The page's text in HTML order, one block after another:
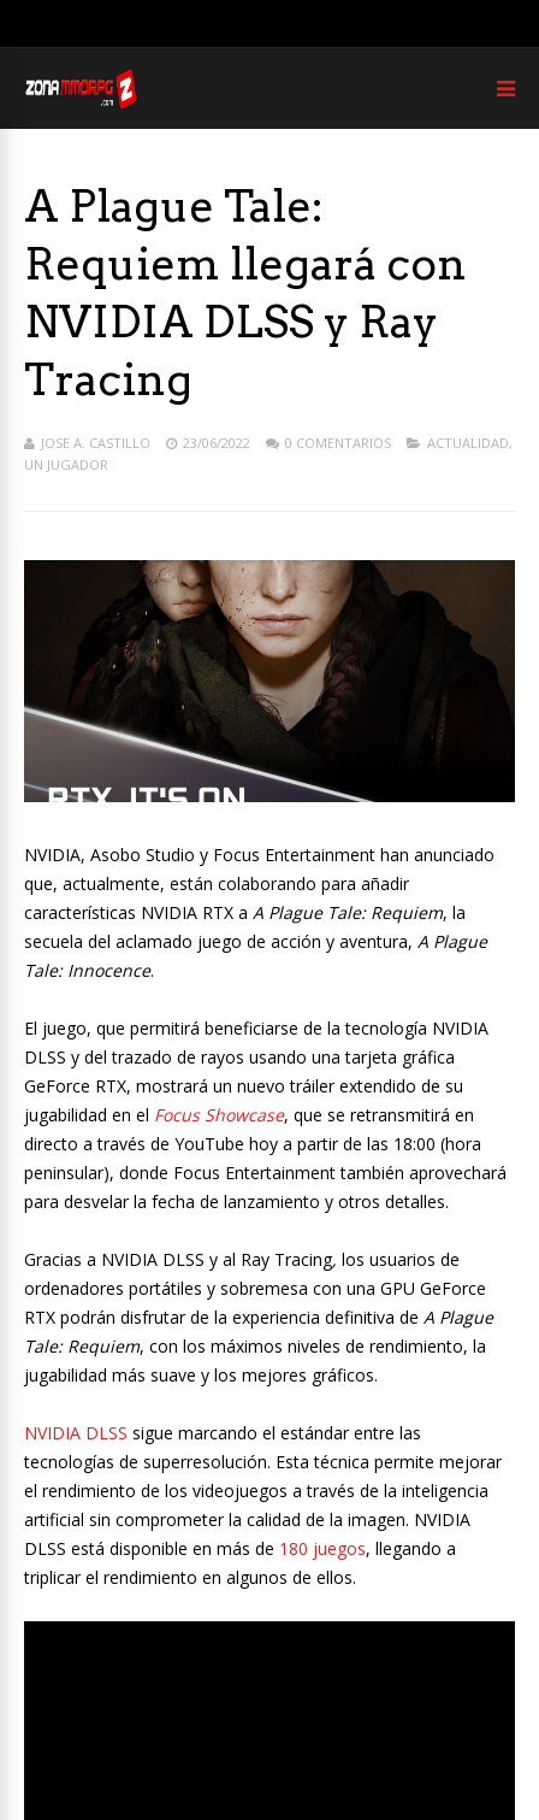
A Plague Tale:
Requiem llegará con
NVIDIA DLSS y Ray
Tracing
JOSE A. CASTILLO 23/06/2022 0 COMENTARIOS ACTUALIDAD,
UN JUGADOR
NVIDIA, Asobo Studio y Focus Entertainment han anunciado
que, actualmente, están colaborando para añadir
características NVIDIA RTX a A Plague Tale: Requiem, la
secuela del aclamado juego de acción y aventura, A Plague
Tale: Innocence.
El juego, que permitirá beneficiarse de la tecnología NVIDIA
DLSS y del trazado de rayos usando una tarjeta gráfica
GeForce RTX, mostrará un nuevo tráiler extendido de su
jugabilidad en el Focus Showcase, que se retransmitirá en
directo a través de YouTube hoy a partir de las 18:00 (hora
peninsular), donde Focus Entertainment también aprovechará
para desvelar la fecha de lanzamiento y otros detalles.
Gracias a NVIDIA DLSS y al Ray Tracing, los usuarios de
ordenadores portátiles y sobremesa con una GPU GeForce
RTX podrán disfrutar de la experiencia definitiva de A Plague
Tale: Requiem, con los máximos niveles de rendimiento, la
jugabilidad más suave y los mejores gráficos.
NVIDIA DLSS sigue marcando el estándar entre las
tecnologías de superresolución. Esta técnica permite mejorar
el rendimiento de los videojuegos a través de la inteligencia
artificial sin comprometer la calidad de la imagen. NVIDIA
DLSS está disponible en más de 180 juegos, llegando a
triplicar el rendimiento en algunos de ellos.